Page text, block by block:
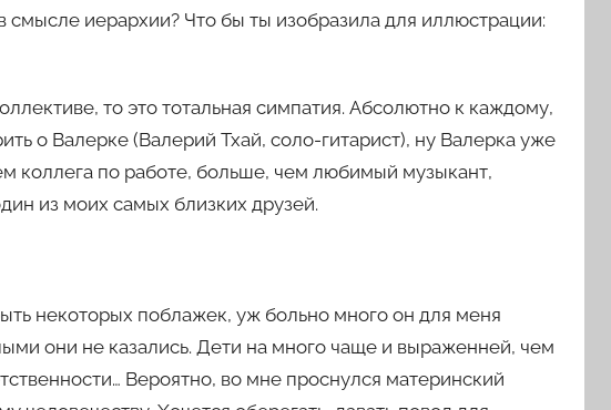
смысле иерархии? Что бы ты изобразила для иллюстрации:
то это тотальная симпатия. Абсолютно к каждому,
о Валерке (Валерий Тхай, соло-гитарист), ну Валерка уже
коллега по работе, больше, чем любимый музыкант,
из моих самых близких друзей.
некоторых поблажек, уж больно много он для меня
они не казались. Дети на много чаще и выраженней, чем
Вероятно, во мне проснулся материнский